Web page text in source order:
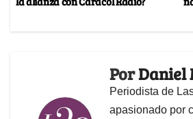
PorDaniel
Periodista de
apasionado por